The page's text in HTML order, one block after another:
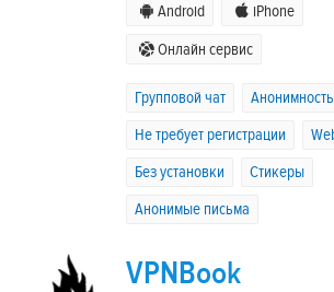
Android iPhone
Онлайн сервис
Групповой чат
Анонимность
Не требует регистрации
Без установки
Стикеры
Анонимые письма
VPNBook